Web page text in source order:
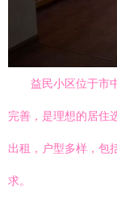
益民小区位于市
完善，是理想的居住
出租，户型多样，包
求。